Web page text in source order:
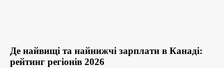
Де найвищі та найнижчі зарплати в Канаді:
рейтинг регіонів 2026